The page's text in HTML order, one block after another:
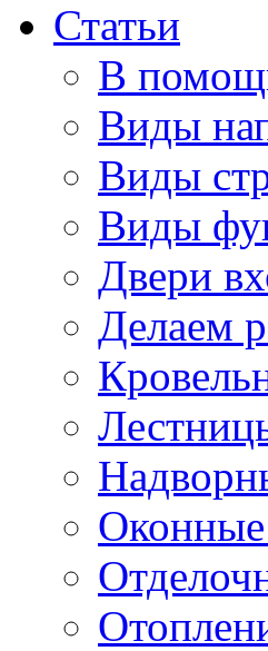
Статьи
В
Виды
Виды
Виды
Двери
Делаем